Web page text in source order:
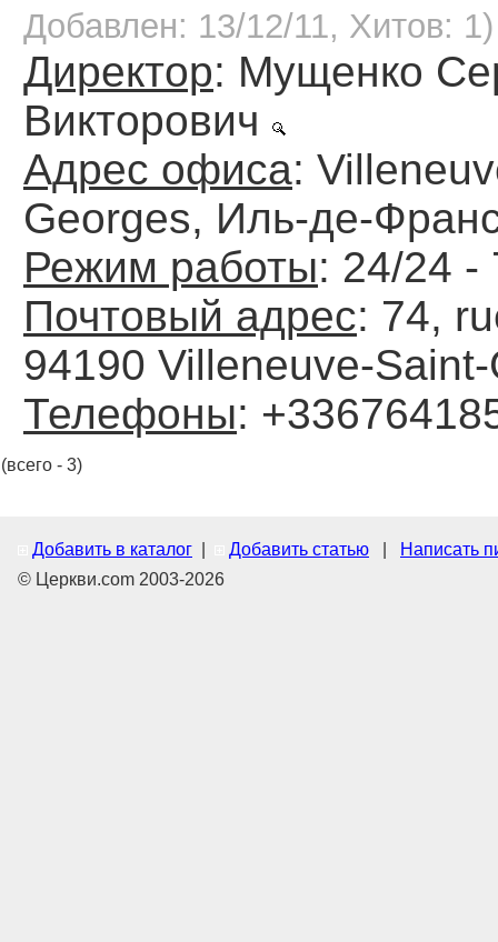
Добавлен: 13/12/11, Хитов: 1)
Директор: Мущенко
Викторович
Адрес офиса:
Georges, Иль-де-
Режим работы: 24/24 -
Почтовый адрес: 74,
94190 Villeneuve-
Телефоны:
(всего - 3)
Добавить в каталог Добавить статью
Написать
© Церкви.com 2003-2026